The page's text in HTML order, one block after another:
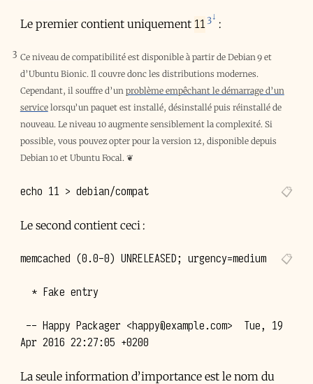
Le premier contient uniquement 113 :
3 Ce niveau de compatibilité est disponible à partir de Debian 9 et
d’Ubuntu Bionic. Il couvre donc les distributions modernes.
Cependant, il souffre d’un problème empêchant le démarrage d’un
servicelorsqu’un paquet est installé, désinstallé puis réinstallé de
nouveau. Le niveau 10 augmente sensiblement la complexité. Si
possible, vous pouvez opter pour la version 12, disponible depuis
Debian 10 et Ubuntu Focal. ❦
echo 11 > debian/compat
Le second contient ceci :
memcached (0.0-0) UNRELEASED; urgency=medium
La seule information d’importance est le nom du